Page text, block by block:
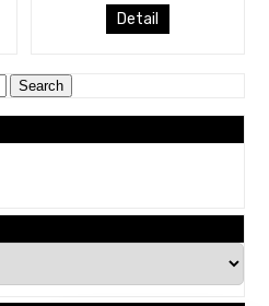
Detail